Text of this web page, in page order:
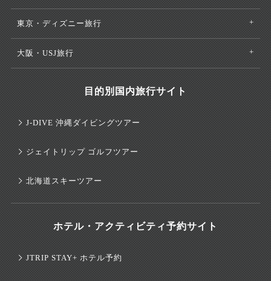
東京・ディズニー旅行
大阪・USJ旅行
目的別国内旅行サイト
J-DIVE 沖縄ダイビングツアー
ジェイトリップ ゴルフツアー
北海道スキーツアー
ホテル・アクティビティ予約サイト
JTRIP STAY+ ホテル予約